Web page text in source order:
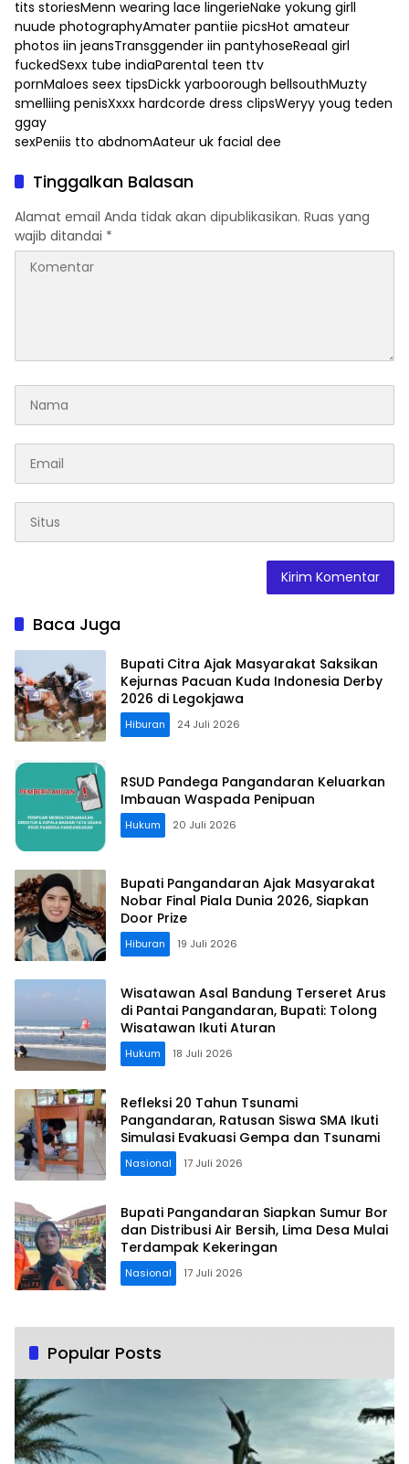
tits storiesMenn wearing lace lingerieNake yokung girll
nuude photographyAmater pantiie picsHot amateur
photos iin jeansTransggender iin pantyhoseReaal girl
fuckedSexx tube indiaParental teen ttv
pornMaloes seex tipsDickk yarboorough bellsouthMuzty
smelliing penisXxxx hardcorde dress clipsWeryy youg teden
ggay
sexPeniis tto abdnomAateur uk facial dee
Tinggalkan Balasan
Alamat email Anda tidak akan dipublikasikan. Ruas yang
wajib ditandai *
Baca Juga
Bupati Citra Ajak Masyarakat Saksikan
Kejurnas Pacuan Kuda Indonesia Derby
2026 di Legokjawa
Hiburan 24 Juli 2026
RSUD Pandega Pangandaran Keluarkan
Imbauan Waspada Penipuan
Hukum 20 Juli 2026
Bupati Pangandaran Ajak Masyarakat
Nobar Final Piala Dunia 2026, Siapkan
Door Prize
Hiburan 19 Juli 2026
Wisatawan Asal Bandung Terseret Arus
di Pantai Pangandaran, Bupati: Tolong
Wisatawan Ikuti Aturan
Hukum 18 Juli 2026
Refleksi 20 Tahun Tsunami
Pangandaran, Ratusan Siswa SMA Ikuti
Simulasi Evakuasi Gempa dan Tsunami
Nasional 17 Juli 2026
Bupati Pangandaran Siapkan Sumur Bor
dan Distribusi Air Bersih, Lima Desa Mulai
Terdampak Kekeringan
Nasional 17 Juli 2026
Popular Posts